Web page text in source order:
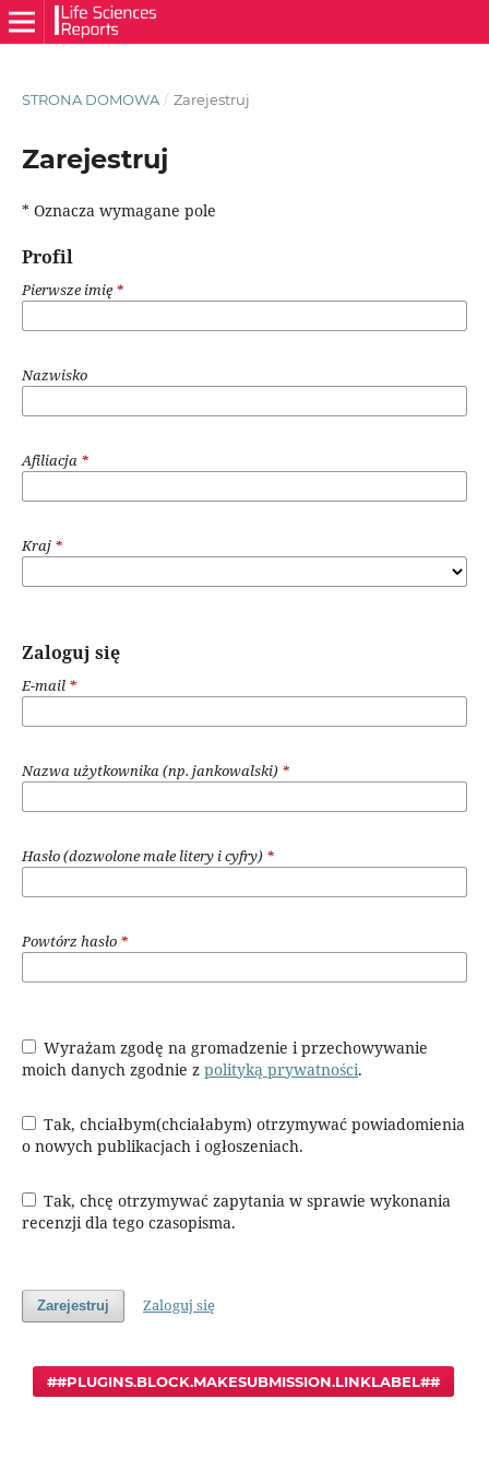
STRONA DOMOWA / Zarejestruj
Zarejestruj
* Oznacza wymagane pole
Profil
Pierwsze imię*
Nazwisko
Afiliacja *
Kraj *
Zaloguj się
E-mail *
Nazwa użytkownika (np. jankowalski) *
Hasło (dozwolone małe litery i cyfry) *
Powtórz hasło *
Wyrażam zgodę na gromadzenie i przechowywanie
moich danych zgodnie z polityką prywatności.
Tak, chciałbym(chciałabym) otrzymywać powiadomienia
o nowych publikacjach i ogłoszeniach.
Tak, chcę otrzymywać zapytania w sprawie wykonania
recenzji dla tego czasopisma.
Zarejestruj Zaloguj się
##PLUGINS.BLOCK.MAKESUBMISSION.LINKLABEL##